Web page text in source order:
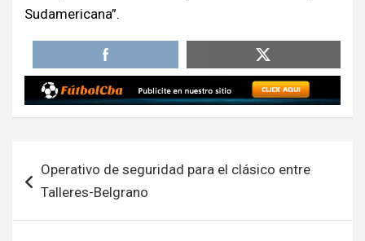
Sudamericana”.
de Operativo de seguridad para el clásico entre
Talleres-Belgrano